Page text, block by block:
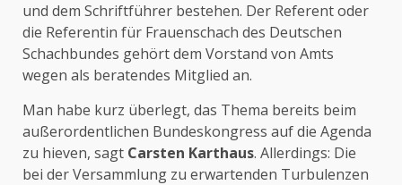
und dem Schriftführer bestehen. Der Referent oder
die Referentin für Frauenschach des Deutschen
Schachbundes gehört dem Vorstand von Amts
wegen als beratendes Mitglied an.
Man habe kurz überlegt, das Thema bereits beim
außerordentlichen Bundeskongress auf die Agenda
zu hieven, sagt Carsten Karthaus. Allerdings: Die
bei der Versammlung zu erwartenden Turbulenzen